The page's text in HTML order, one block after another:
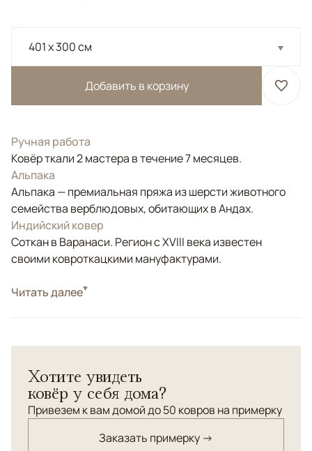
401 x 300 см
Добавить в корзину
Ручная работа
Ковёр ткали 2 мастера в течение 7 месяцев.
Альпака
Альпака — премиальная пряжа из шерсти животного
семейства верблюдовых, обитающих в Андах.
Индийский ковер
Соткан в Варанаси. Регион с XVIII века известен
своими ковроткацкими мануфактурами.
СтильСовременные
пряжи, изготовленной из шерсти животного из
семейства верблюдовых - альпака, обитающего в
Андах . Ковры из шерсти альпаки отличаются
при этом устойчивы к износу и долговечны.
Читать далее
Хотите увидеть
ковёр у себя дома?
Привезем к вам домой до 50 ковров на примерку
Заказать примерку →